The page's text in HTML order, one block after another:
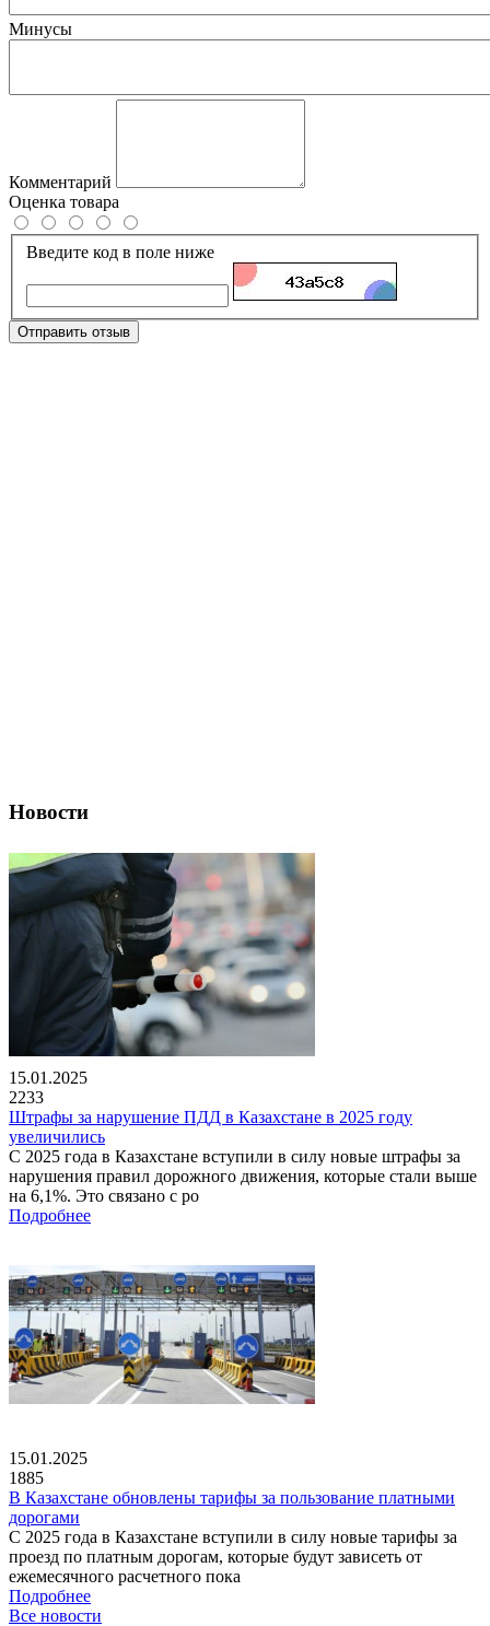
Минусы
Комментарий
Оценка товара
Введите код в поле ниже
Отправить отзыв
Новости
15.01.2025
2233
Штрафы за нарушение ПДД в Казахстане в 2025 году
увеличились
С 2025 года в Казахстане вступили в силу новые штрафы за
нарушения правил дорожного движения, которые стали выше
на 6,1%. Это связано с ро
Подробнее
15.01.2025
1885
В Казахстане обновлены тарифы за пользование платными
дорогами
С 2025 года в Казахстане вступили в силу новые тарифы за
проезд по платным дорогам, которые будут зависеть от
ежемесячного расчетного пока
Подробнее
Все новости